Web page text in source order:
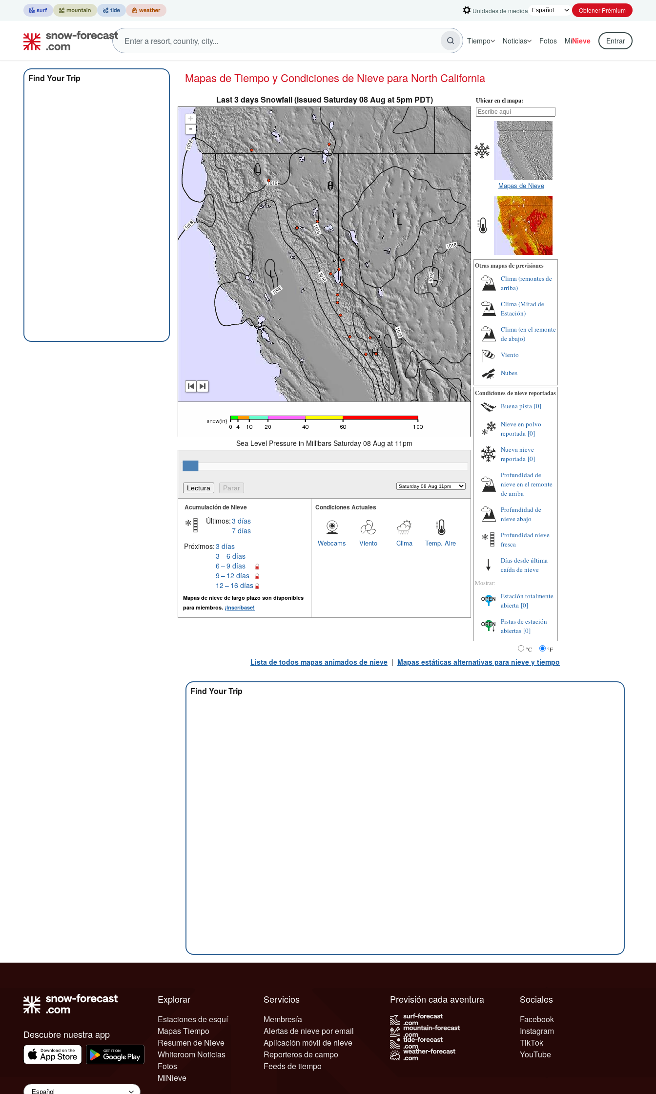
Unidades de medida Obtener Prémium
Tiempo Noticias Fotos MiNieve Entrar
Find Your Trip Mapas de Tiempo y Condiciones de Nieve para North California
Last 3 days Snowfall (issued Saturday 08 Aug at 5pm PDT)
+
-
Sea Level Pressure in Millibars Saturday 08 Aug at 11pm
Acumulación de Nieve
Últimos:3 días
7 días
Próximos:3 días
3 – 6 días
6 – 9 días
9 – 12 días
12 – 16 días
Mapas de nieve de largo plazo son disponibles
para miembros. ¡Inscríbase!
Condiciones Actuales
Temp. Aire
Clima
Viento
Webcams
Ubicar en el mapa:
Mapas de Nieve
Otras mapas de previsiones
Clima (remontes de
arriba)
Clima (Mitad de
Estación)
Clima (en el remonte
de abajo)
Viento
Nubes
Condiciones de nieve reportadas
Buena pista [0]
Nieve en polvo
reportada [0]
Nueva nieve
reportada [0]
Profundidad de
nieve en el remonte
de arriba
Profundidad de
nieve abajo
Profundidad nieve
fresca
Días desde última
caída de nieve
Mostrar:
Estación totalmente
abierta [0]
Pistas de estación
abiertas [0]
°C °F
Lista de todos mapas animados de nieve | Mapas estáticas alternativas para nieve y tiempo
Find Your Trip
Descubre nuestra app
Explorar
Estaciones de esquí
Mapas Tiempo
Resumen de Nieve
Whiteroom Noticias
Fotos
MiNieve
Servicios
Membresía
Alertas de nieve por email
Aplicación móvil de nieve
Reporteros de campo
Feeds de tiempo
Sociales
Facebook
Instagram
TikTok
YouTube
Previsión cada aventura